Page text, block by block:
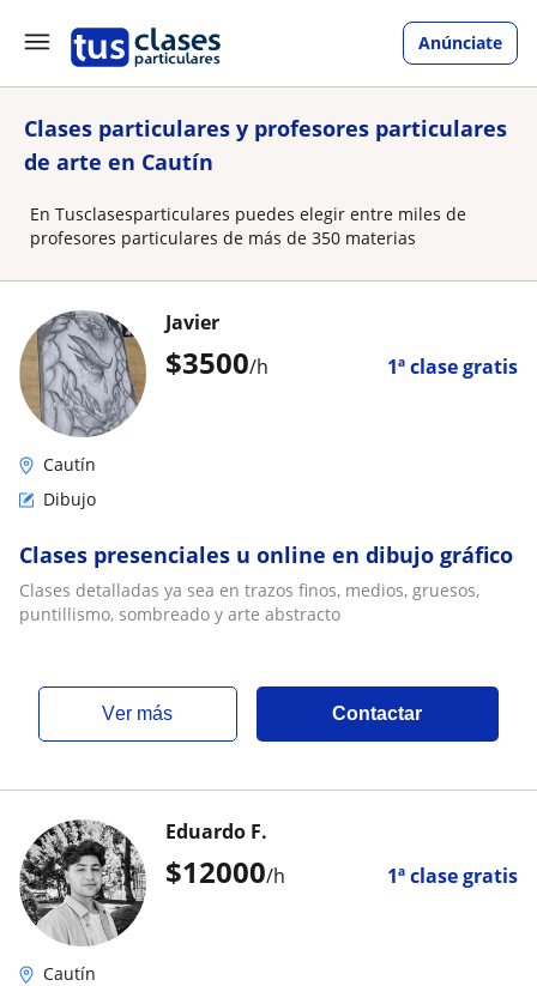
Anúnciate
Clases particulares y profesores particulares
de arte en Cautín
En Tusclasesparticulares puedes elegir entre miles de
profesores particulares de más de 350 materias
$3500/h 1ª clase gratis
Javier
Cautín
Dibujo
Clases presenciales u online en dibujo gráfico
Clases detalladas ya sea en trazos finos, medios, gruesos,
puntillismo, sombreado y arte abstracto
ver más Contactar
$12000/h 1ª clase gratis
Eduardo F.
Cautín